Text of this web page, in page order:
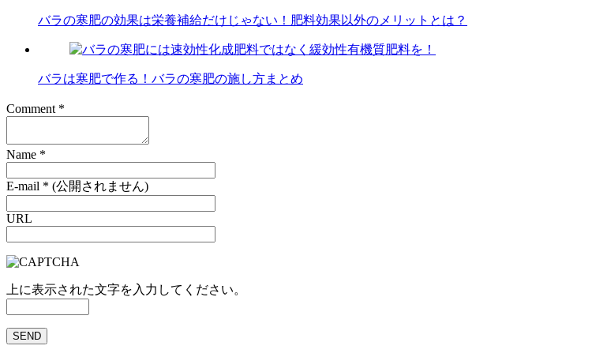
バラの寒肥の効果は栄養補給だけじゃない！肥料効果以外のメリットとは？
バラは寒肥で作る！バラの寒肥の施し方まとめ
Comment *
Name *
E-mail * (公開されません)
URL
上に表示された文字を入力してください。